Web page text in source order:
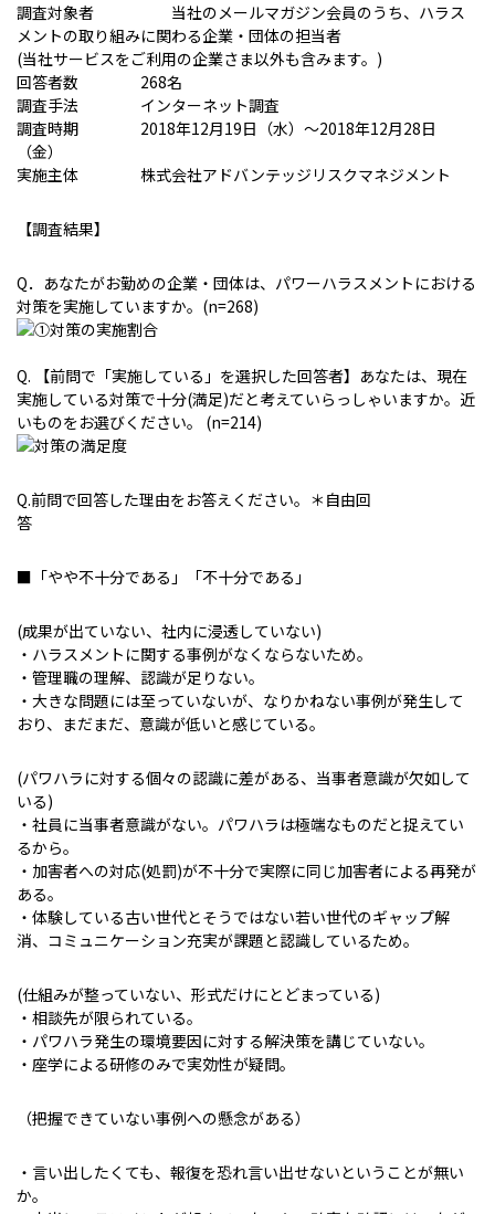
調査対象者 当社のメールマガジン会員のうち、ハラス
メントの取り組みに関わる企業・団体の担当者
(当社サービスをご利用の企業さま以外も含みます。)
回答者数 268名
調査手法 インターネット調査
調査時期 2018年12月19日（水）～2018年12月28日
（金）
実施主体 株式会社アドバンテッジリスクマネジメント
【調査結果】
Q．あなたがお勤めの企業・団体は、パワーハラスメントにおける
対策を実施していますか。(n=268)
Q. 【前問で「実施している」を選択した回答者】あなたは、現在
実施している対策で十分(満足)だと考えていらっしゃいますか。近
いものをお選びください。 (n=214)
Q.前問で回答した理由をお答えください。＊自由回
■「やや不十分である」「不十分である」
(成果が出ていない、社内に浸透していない)
・ハラスメントに関する事例がなくならないため。
・管理職の理解、認識が足りない。
・大きな問題には至っていないが、なりかねない事例が発生して
おり、まだまだ、意識が低いと感じている。
(パワハラに対する個々の認識に差がある、当事者意識が欠如して
いる)
・社員に当事者意識がない。パワハラは極端なものだと捉えてい
るから。
・加害者への対応(処罰)が不十分で実際に同じ加害者による再発が
ある。
・体験している古い世代とそうではない若い世代のギャップ解
消、コミュニケーション充実が課題と認識しているため。
(仕組みが整っていない、形式だけにとどまっている)
・相談先が限られている。
・パワハラ発生の環境要因に対する解決策を講じていない。
・座学による研修のみで実効性が疑問。
（把握できていない事例への懸念がある）
・言い出したくても、報復を恐れ言い出せないということが無い
か。